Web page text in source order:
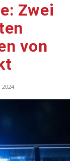
Zwei
von
2024